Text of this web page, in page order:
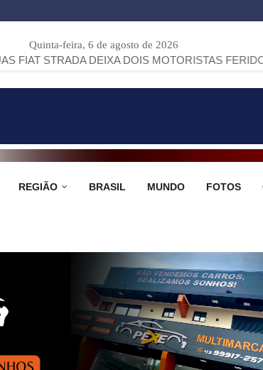
Quinta-feira, 6 de agosto de 2026
DEIXA DOIS MOTORISTAS FERIDOS NA PR-
REGIÃO BRASIL MUNDO FOTOS